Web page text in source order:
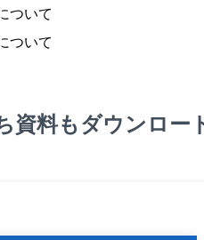
ついて
ついて
資料もダウンロー